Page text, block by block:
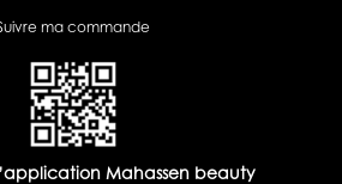
ma commande
Mahassen beauty